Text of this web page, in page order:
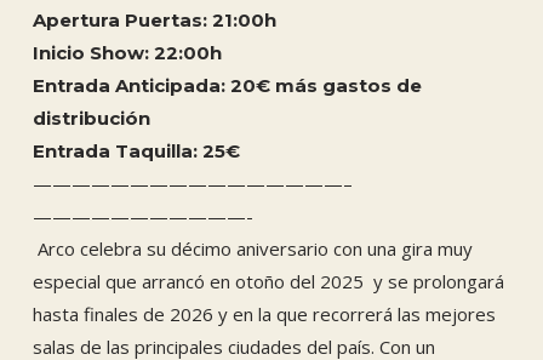
Apertura Puertas: 21:00h
Inicio Show: 22:00h
Entrada Anticipada: 20€ más gastos de
distribución
Entrada Taquilla: 25€
————————————————–
———————————-
Arco celebra su décimo aniversario con una gira muy
especial que arrancó en otoño del 2025 y se prolongará
hasta finales de 2026 y en la que recorrerá las mejores
salas de las principales ciudades del país. Con un